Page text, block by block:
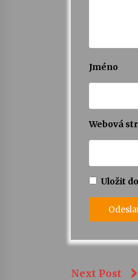
Jméno
Webová
Uložit
Next Post